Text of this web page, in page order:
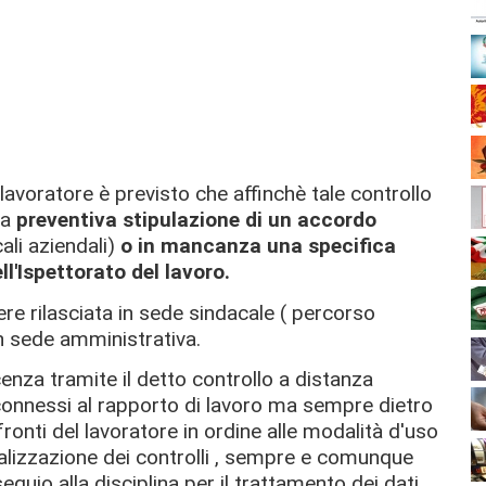
è previsto che affinchè tale controllo
preventiva stipulazione di un accordo
aziendali) o in mancanza una specifica
del lavoro.
rilasciata in sede sindacale ( percorso
sede amministrativa.
tramite il detto controllo a distanza
al rapporto di lavoro ma sempre dietro
del lavoratore in ordine alle modalità d'uso
dei controlli , sempre e comunque